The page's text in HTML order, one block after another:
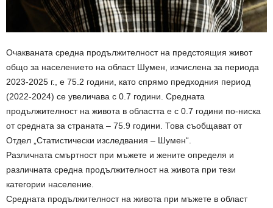
Очакваната средна продължителност на предстоящия живот
общо за населението на област Шумен, изчислена за периода
2023-2025 г., е 75.2 години, като спрямо предходния период
(2022-2024) се увеличава с 0.7 години. Средната
продължителност на живота в областта е с 0.7 години по-ниска
от средната за страната – 75.9 години. Това съобщават от
Отдел „Статистически изследвания – Шумен“.
Различната смъртност при мъжете и жените определя и
различната средна продължителност на живота при тези
категории население.
Средната продължителност на живота при мъжете в област